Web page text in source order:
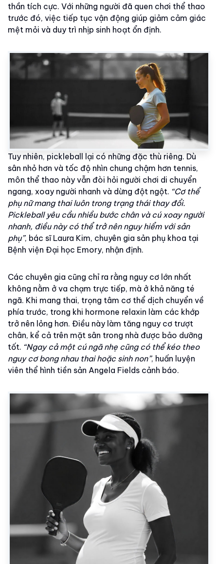
thần tích cực. Với những người đã quen chơi thể thao
trước đó, việc tiếp tục vận động giúp giảm cảm giác
mệt mỏi và duy trì nhịp sinh hoạt ổn định.
Tuy nhiên, pickleball lại có những đặc thù riêng. Dù
sân nhỏ hơn và tốc độ nhìn chung chậm hơn tennis,
môn thể thao này vẫn đòi hỏi người chơi di chuyển
ngang, xoay người nhanh và dừng đột ngột. “Cơ thể
phụ nữ mang thai luôn trong trạng thái thay đổi.
Pickleball yêu cầu nhiều bước chân và cú xoay người
nhanh, điều này có thể trở nên nguy hiểm với sản
phụ”, bác sĩ Laura Kim, chuyên gia sản phụ khoa tại
Bệnh viện Đại học Emory, nhận định.
Các chuyên gia cũng chỉ ra rằng nguy cơ lớn nhất
không nằm ở va chạm trực tiếp, mà ở khả năng té
ngã. Khi mang thai, trọng tâm cơ thể dịch chuyển về
phía trước, trong khi hormone relaxin làm các khớp
trở nên lỏng hơn. Điều này làm tăng nguy cơ trượt
chân, kể cả trên mặt sân trong nhà được bảo dưỡng
tốt. “Ngay cả một cú ngã nhẹ cũng có thể kéo theo
nguy cơ bong nhau thai hoặc sinh non”, huấn luyện
viên thể hình tiền sản Angela Fields cảnh báo.